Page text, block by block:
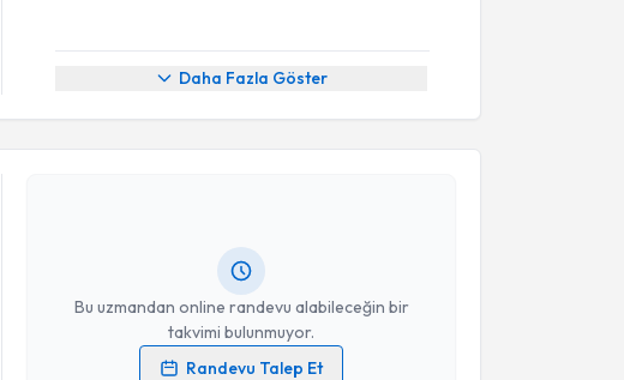
Daha Fazla Göster
Bu uzmandan online randevu alabileceğin bir
takvimi bulunmuyor.
Randevu Talep Et
Randevu Takvimi Talebi
Doç. Dr. Mustafa Adem Tatlısu